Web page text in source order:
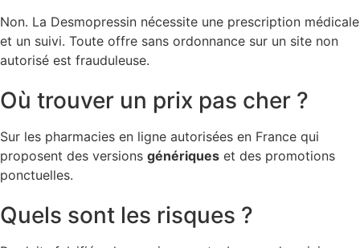
Non. La Desmopressin nécessite une prescription médicale
et un suivi. Toute offre sans ordonnance sur un site non
autorisé est frauduleuse.
Où trouver un prix pas cher ?
Sur les pharmacies en ligne autorisées en France qui
proposent des versions génériques et des promotions
ponctuelles.
Quels sont les risques ?